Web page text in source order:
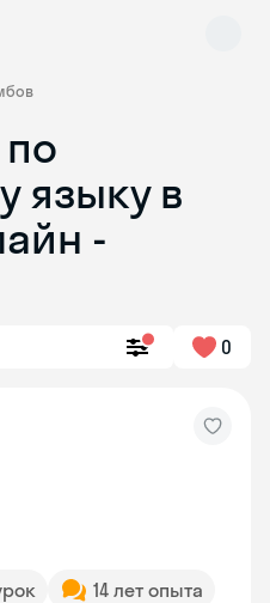
языку в
-
0
14 лет опыта